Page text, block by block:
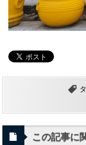
この記事に